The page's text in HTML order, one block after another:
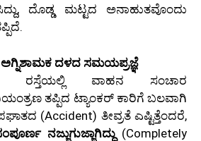
ದೊಡ್ಡ ಮಟ್ಟದ ಅನಾಹುತವೊಂದು
ದಳದ ಸಮಯಪ್ರಜ್ಞೆ
ರಸ್ತೆಯಲ್ಲಿ ವಾಹನ ಸಂಚಾರ
ತಪ್ಪಿದ ಟ್ಯಾಂಕರ್ ಕಾರಿಗೆ ಬಲವಾಗಿ
(Accident) ತೀವ್ರತೆ ಎಷ್ಟಿತ್ತೆಂದರೆ,
ನಜ್ಜುಗುಜ್ಜಾಗಿದ್ದು(Completely